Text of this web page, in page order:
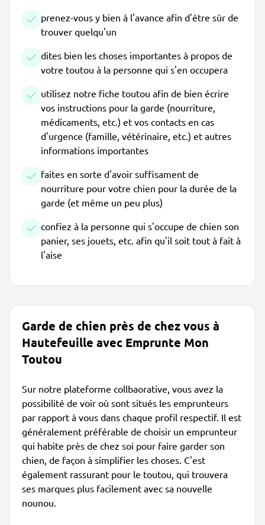
prenez-vous y bien à l'avance afin d'être sûr de
trouver quelqu'un
dites bien les choses importantes à propos de
votre toutou à la personne qui s'en occupera
utilisez notre fiche toutou afin de bien écrire
vos instructions pour la garde (nourriture,
médicaments, etc.) et vos contacts en cas
d'urgence (famille, vétérinaire, etc.) et autres
informations importantes
faites en sorte d'avoir suffisament de
nourriture pour votre chien pour la durée de la
garde (et même un peu plus)
confiez à la personne qui s'occupe de chien son
panier, ses jouets, etc. afin qu'il soit tout à fait à
l'aise
Garde de chien près de chez vous à
Hautefeuille avec Emprunte Mon
Toutou
Sur notre plateforme collbaorative, vous avez la
possibilité de voir où sont situés les emprunteurs
par rapport à vous dans chaque profil respectif. Il est
généralement préférable de choisir un emprunteur
qui habite près de chez soi pour faire garder son
chien, de façon à simplifier les choses. C'est
également rassurant pour le toutou, qui trouvera
ses marques plus facilement avec sa nouvelle
nounou.